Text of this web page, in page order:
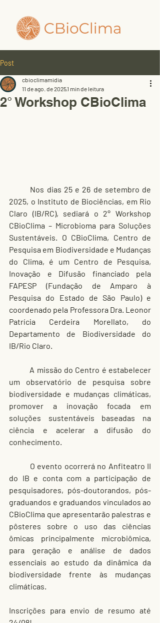
Post
2° Workshop CBioClima
cbioclimamidia
11 de ago. de 20251 min de leitura
2025, o Instituto de Biociências, em Rio
Claro (IB/RC), sediará o 2° Workshop
CBioClima – Microbioma para Soluções
Sustentáveis. O CBioClima, Centro de
Pesquisa em Biodiversidade e Mudanças
do Clima, é um Centro de Pesquisa,
Inovação e Difusão financiado pela
FAPESP (Fundação de Amparo à
Pesquisa do Estado de São Paulo) e
coordenado pela Professora Dra. Leonor
Patrícia Cerdeira Morellato, do
Departamento de Biodiversidade do
IB/Rio Claro.
um observatório de pesquisa sobre
biodiversidade e mudanças climáticas,
promover a inovação focada em
soluções sustentáveis baseadas na
ciência e acelerar a difusão do
conhecimento.
do IB e conta com a participação de
pesquisadores, pós-doutorandos, pós-
graduandos e graduandos vinculados ao
CBioClima que apresentarão palestras e
pôsteres sobre o uso das ciências
ômicas principalmente microbiômica,
para geração e análise de dados
essenciais ao estudo da dinâmica da
biodiversidade frente às mudanças
climáticas.
Inscrições para envio de resumo até